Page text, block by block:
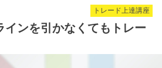
トレード上達講座
インを引かなくてもトレー